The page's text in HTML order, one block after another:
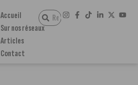
Accueil
Sur nos réseaux
Articles
Contact